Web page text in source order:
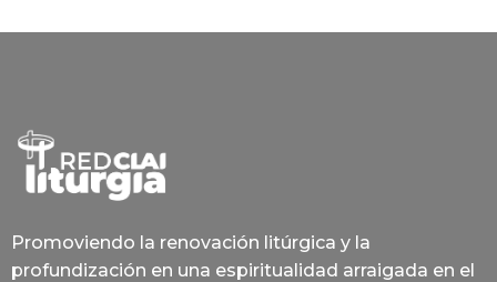
Promoviendo la renovación litúrgica y la
profundización en una espiritualidad arraigada en el